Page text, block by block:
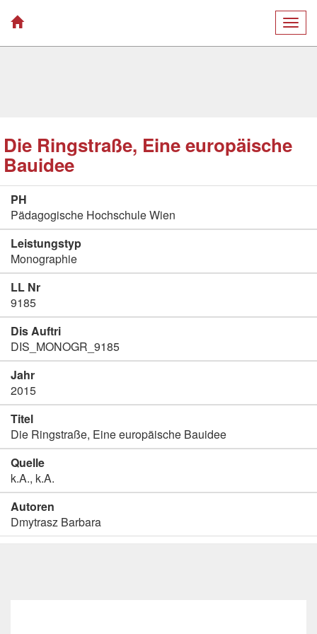
Die Ringstraße, Eine europäische
Bauidee
PH
Pädagogische Hochschule Wien
Leistungstyp
Monographie
LL Nr
9185
Dis Auftri
DIS_MONOGR_9185
Jahr
2015
Titel
Die Ringstraße, Eine europäische Bauidee
Quelle
k.A., k.A.
Autoren
Dmytrasz Barbara